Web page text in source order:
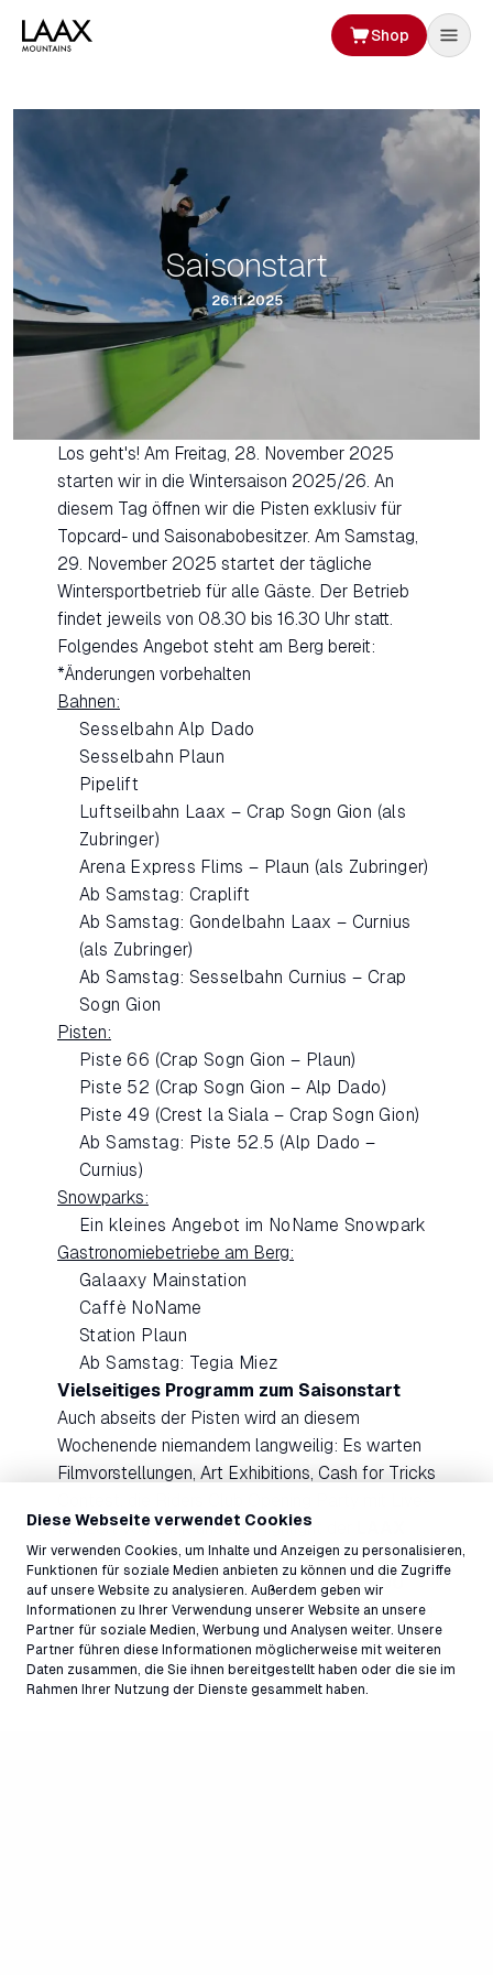
Diese Webseite verwendet Cookies
Wir verwenden Cookies, um Inhalte und Anzeigen zu personalisieren,
Funktionen für soziale Medien anbieten zu können und die Zugriffe
auf unsere Website zu analysieren. Außerdem geben wir
Informationen zu Ihrer Verwendung unserer Website an unsere
Partner für soziale Medien, Werbung und Analysen weiter. Unsere
Partner führen diese Informationen möglicherweise mit weiteren
Daten zusammen, die Sie ihnen bereitgestellt haben oder die sie im
Rahmen Ihrer Nutzung der Dienste gesammelt haben.
Shop
Saisonstart
26.11.2025
Los geht's! Am Freitag, 28. November 2025
starten wir in die Wintersaison 2025/26. An
diesem Tag öffnen wir die Pisten exklusiv für
Topcard- und Saisonabobesitzer. Am Samstag,
29. November 2025 startet der tägliche
Wintersportbetrieb für alle Gäste. Der Betrieb
findet jeweils von 08.30 bis 16.30 Uhr statt.
Folgendes Angebot steht am Berg bereit:
*Änderungen vorbehalten
Bahnen:
Sesselbahn Alp Dado
Sesselbahn Plaun
Pipelift
Luftseilbahn Laax – Crap Sogn Gion (als
Zubringer)
Arena Express Flims – Plaun (als Zubringer)
Ab Samstag: Craplift
Ab Samstag: Gondelbahn Laax – Curnius
(als Zubringer)
Ab Samstag: Sesselbahn Curnius – Crap
Sogn Gion
Pisten:
Piste 66 (Crap Sogn Gion – Plaun)
Piste 52 (Crap Sogn Gion – Alp Dado)
Piste 49 (Crest la Siala – Crap Sogn Gion)
Ab Samstag: Piste 52.5 (Alp Dado –
Curnius)
Snowparks:
Ein kleines Angebot im NoName Snowpark
Gastronomiebetriebe am Berg:
Galaaxy Mainstation
Caffè NoName
Station Plaun
Ab Samstag: Tegia Miez
Vielseitiges Programm zum Saisonstart
Auch abseits der Pisten wird an diesem
Wochenende niemandem langweilig: Es warten
Filmvorstellungen, Art Exhibitions, Cash for Tricks
Konzert von Luuk und als Highlight der
Backyard Rail Jam im rocksresort am
Samstag, 29. November 2025 von 15.00
von 19.00 Uhr. Das detaillierte Season Opening
Programm gibt es hier.